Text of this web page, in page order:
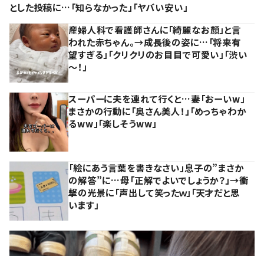
とした投稿に…「知らなかった」「ヤバい安い」
産婦人科で看護師さんに「綺麗なお顔」と言
われた赤ちゃん。→成長後の姿に…「将来有
望すぎる」「クリクリのお目目で可愛い」「渋い
～！」
スーパーに夫を連れて行くと…妻「おーいw」
まさかの行動に「奥さん美人！」「めっちゃわか
るww」「楽しそうww」
「絵にあう言葉を書きなさい」息子の”まさか
の解答”に…母「正解でよいでしょうか？」→衝
撃の光景に「声出して笑ったｗ」「天才だと思
います」